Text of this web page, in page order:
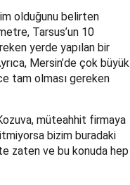
olduğunu belirten
Tarsus’un 10
yerde yapılan bir
Mersin’de çok büyük
tam olması gereken
müteahhit firmaya
bizim buradaki
zaten ve bu konuda hep